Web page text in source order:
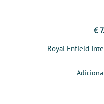
€
Royal Enfield